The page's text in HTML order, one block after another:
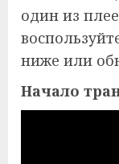
один из
ниже или
Начало